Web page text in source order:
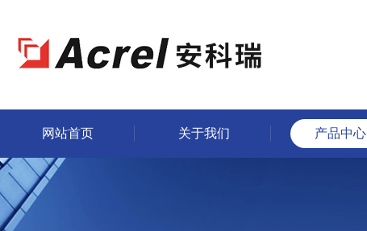
网站首页 关于我们 产品中心